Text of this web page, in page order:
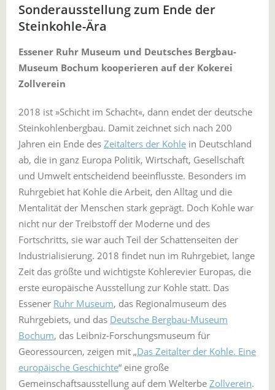
Sonderausstellung zum Ende der
Steinkohle-Ära
Essener Ruhr Museum und Deutsches Bergbau-
Museum Bochum kooperieren auf der Kokerei
Zollverein
2018 ist »Schicht im Schacht«, dann endet der deutsche
Steinkohlenbergbau. Damit zeichnet sich nach 200
Jahren ein Ende des Zeitalters der Kohle in Deutschland
ab, die in ganz Europa Politik, Wirtschaft, Gesellschaft
und Umwelt entscheidend beeinflusste. Besonders im
Ruhrgebiet hat Kohle die Arbeit, den Alltag und die
Mentalität der Menschen stark geprägt. Doch Kohle war
nicht nur der Treibstoff der Moderne und des
Fortschritts, sie war auch Teil der Schattenseiten der
Industrialisierung. 2018 findet nun im Ruhrgebiet, lange
Zeit das größte und wichtigste Kohlerevier Europas, die
erste europäische Ausstellung zur Kohle statt. Das
Essener Ruhr Museum, das Regionalmuseum des
Ruhrgebiets, und das Deutsche Bergbau-Museum
Bochum, das Leibniz-Forschungsmuseum für
Georessourcen, zeigen mit „Das Zeitalter der Kohle. Eine
europäische Geschichte“ eine große
Gemeinschaftsausstellung auf dem Welterbe Zollverein.